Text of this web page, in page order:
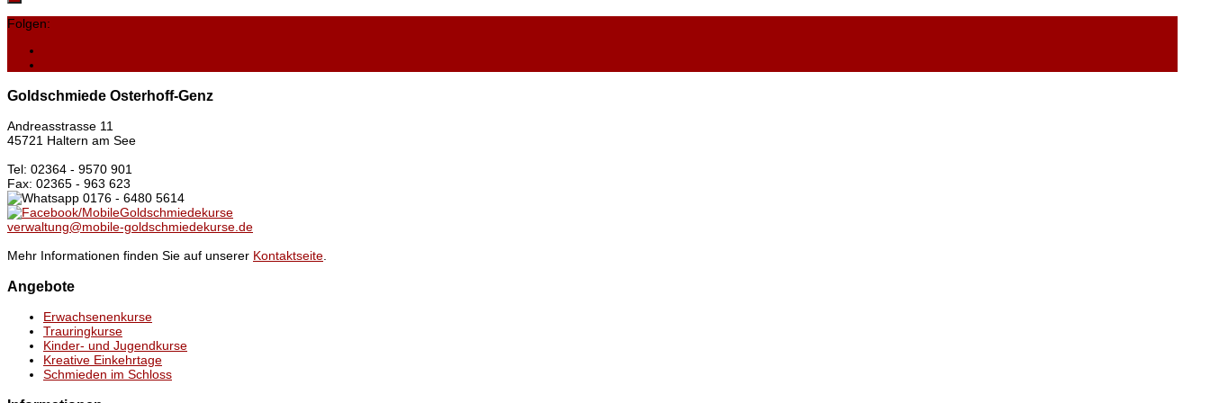
Folgen:
Goldschmiede Osterhoff-Genz
Andreasstrasse 11
45721 Haltern am See
Tel: 02364 - 9570 901
Fax: 02365 - 963 623
0176 - 6480 5614
/MobileGoldschmiedekurse
verwaltung@mobile-goldschmiedekurse.de
Mehr Informationen finden Sie auf unserer Kontaktseite.
Angebote
Erwachsenenkurse
Trauringkurse
Kinder- und Jugendkurse
Kreative Einkehrtage
Schmieden im Schloss